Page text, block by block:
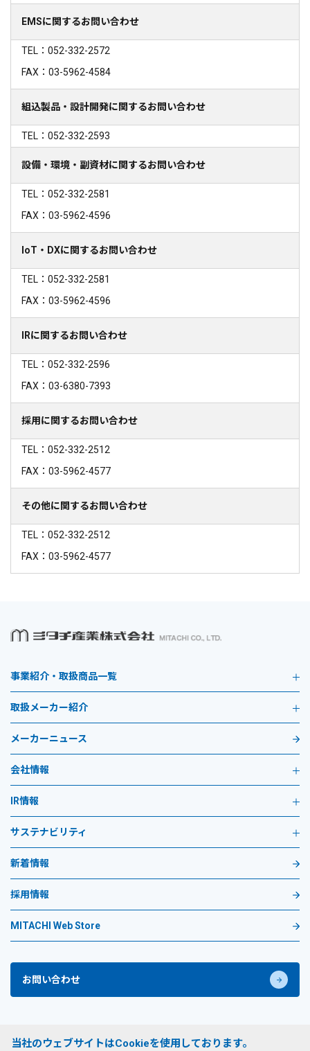
EMSに関するお問い合わせ
TEL：052-332-2572
FAX：03-5962-4584
組込製品・設計開発に関するお問い合わせ
TEL：052-332-2593
設備・環境・副資材に関するお問い合わせ
TEL：052-332-2581
FAX：03-5962-4596
IoT・DXに関するお問い合わせ
TEL：052-332-2581
FAX：03-5962-4596
IRに関するお問い合わせ
TEL：052-332-2596
FAX：03-6380-7393
採用に関するお問い合わせ
TEL：052-332-2512
FAX：03-5962-4577
その他に関するお問い合わせ
TEL：052-332-2512
FAX：03-5962-4577
事業紹介・取扱商品一覧
取扱メーカー紹介
メーカーニュース
会社情報
IR情報
サステナビリティ
新着情報
採用情報
MITACHI Web Store
お問い合わせ
当社のウェブサイトはCookieを使用しております。